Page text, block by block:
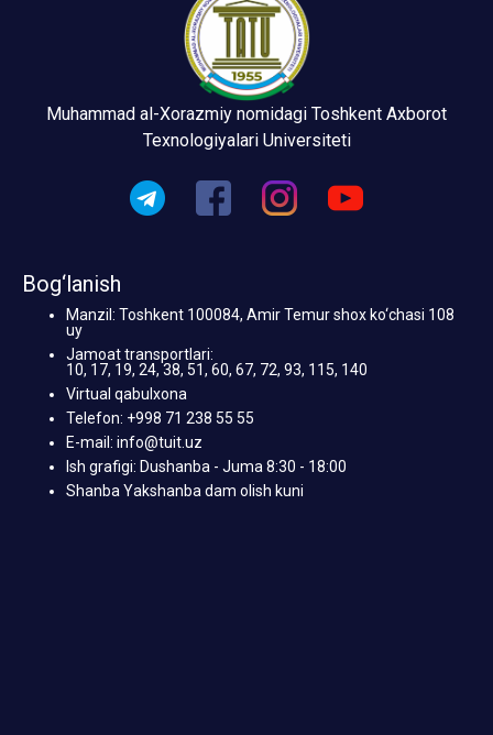
Muhammad al-Xorazmiy nomidagi Toshkent Axborot
Texnologiyalari Universiteti
Bog‘lanish
Manzil: Toshkent 100084, Amir Temur shox ko‘chasi 108
uy
Jamoat transportlari:
10, 17, 19, 24, 38, 51, 60, 67, 72, 93, 115, 140
Virtual qabulxona
Telefon: +998 71 238 55 55
E-mail: info@tuit.uz
Ish grafigi: Dushanba - Juma 8:30 - 18:00
Shanba Yakshanba dam olish kuni